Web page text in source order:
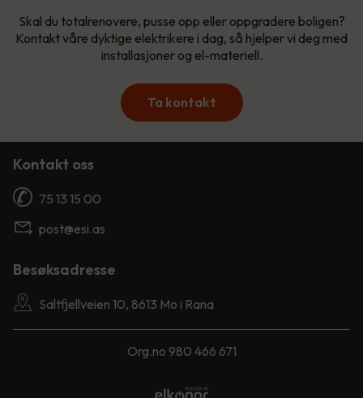
Skal du totalrenovere, pusse opp eller oppgradere boligen?
Kontakt våre dyktige elektrikere i dag, så hjelper vi deg med
installasjoner og el-materiell.
Ta kontakt
Kontakt oss
75 13 15 00
post@esi.as
Besøksadresse
Saltfjellveien 10, 8613 Mo i Rana
Org.no 980 466 671